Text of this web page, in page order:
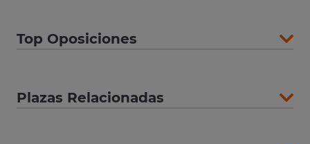
Top Oposiciones
Plazas Relacionadas